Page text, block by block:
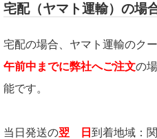
宅配（ヤマト運輸）の場
宅配の場合、ヤマト運輸のク
午前中までに弊社へご注文の
能です。
当日発送の翌 日 到着地域：